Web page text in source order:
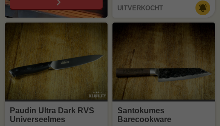
UITVERKOCHT
Paudin Ultra Dark RVS
Universeelmes
Santokumes
Barecookware